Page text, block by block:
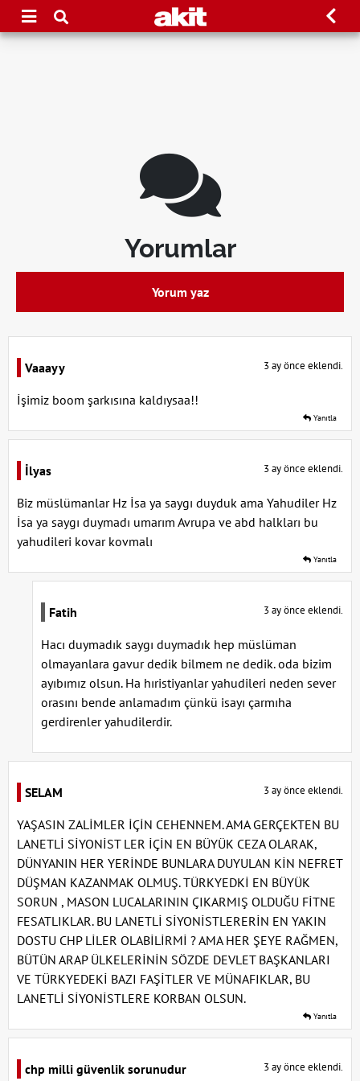
Yorumlar
Yorum yaz
Vaaayy 3 ay önce eklendi.
İşimiz boom şarkısına kaldıysaa!!
Yanıtla
İlyas 3 ay önce eklendi.
Biz müslümanlar Hz İsa ya saygı duyduk ama Yahudiler Hz
İsa ya saygı duymadı umarım Avrupa ve abd halkları bu
yahudileri kovar kovmalı
Yanıtla
Fatih 3 ay önce eklendi.
Hacı duymadık saygı duymadık hep müslüman
olmayanlara gavur dedik bilmem ne dedik. oda bizim
ayıbımız olsun. Ha hıristiyanlar yahudileri neden sever
orasını bende anlamadım çünkü isayı çarmıha
gerdirenler yahudilerdir.
SELAM 3 ay önce eklendi.
YAŞASIN ZALİMLER İÇİN CEHENNEM. AMA GERÇEKTEN BU
LANETLİ SİYONİST LER İÇİN EN BÜYÜK CEZA OLARAK,
DÜNYANIN HER YERİNDE BUNLARA DUYULAN KİN NEFRET
DÜŞMAN KAZANMAK OLMUŞ. TÜRKYEDKİ EN BÜYÜK
SORUN , MASON LUCALARININ ÇIKARMIŞ OLDUĞU FİTNE
FESATLIKLAR. BU LANETLİ SİYONİSTLERERİN EN YAKIN
DOSTU CHP LİLER OLABİLİRMİ ? AMA HER ŞEYE RAĞMEN,
BÜTÜN ARAP ÜLKELERİNİN SÖZDE DEVLET BAŞKANLARI
VE TÜRKYEDEKİ BAZI FAŞİTLER VE MÜNAFIKLAR, BU
LANETLİ SİYONİSTLERE KORBAN OLSUN.
Yanıtla
chp milli güvenlik sorunudur 3 ay önce eklendi.